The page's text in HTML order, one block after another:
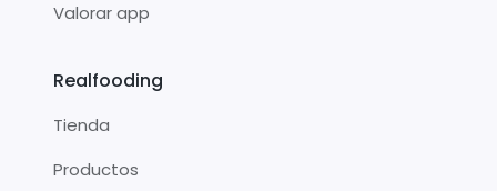
Valorar app
Realfooding
Tienda
Productos